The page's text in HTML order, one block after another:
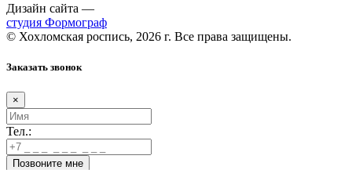
Дизайн сайта —
студия Формограф
© Хохломская роспись, 2026 г. Все права защищены.
Заказать звонок
×
Тел.: